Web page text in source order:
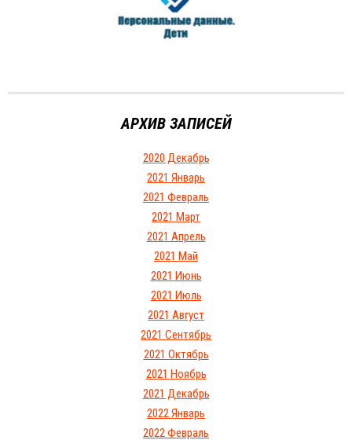
АРХИВ ЗАПИСЕЙ
2020 Декабрь
2021 Январь
2021 Февраль
2021 Март
2021 Апрель
2021 Май
2021 Июнь
2021 Июль
2021 Август
2021 Сентябрь
2021 Октябрь
2021 Ноябрь
2021 Декабрь
2022 Январь
2022 Февраль